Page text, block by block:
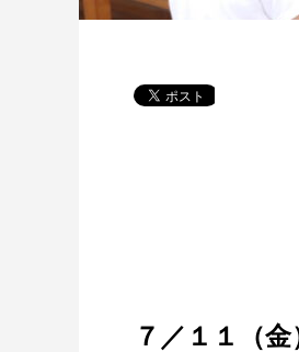
７／１１（